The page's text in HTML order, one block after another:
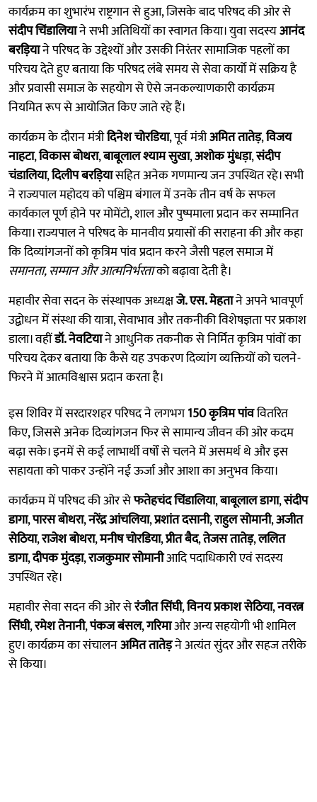
कार्यक्रम का शुभारंभ राष्ट्रगान से हुआ, जिसके बाद परिषद की ओर से
संदीप चिंडालियाने सभी अतिथियों का स्वागत किया। युवा सदस्यआनंद
बरड़ियाने परिषद के उद्देश्यों और उसकी निरंतर सामाजिक पहलों का
परिचय देते हुए बताया कि परिषद लंबे समय से सेवा कार्यों में सक्रिय है
और प्रवासी समाज के सहयोग से ऐसे जनकल्याणकारी कार्यक्रम
नियमित रूप से आयोजित किए जाते रहे हैं।
कार्यक्रम के दौरान मंत्रीदिनेश चोरडिया, पूर्व मंत्रीअमित तातेड़,विजय
नाहटा,विकास बोथरा,बाबूलाल श्याम सुखा,अशोक मुंधड़ा,संदीप
चंडालिया,दिलीप बरड़ियासहित अनेक गणमान्य जन उपस्थित रहे। सभी
ने राज्यपाल महोदय को पश्चिम बंगाल में उनके तीन वर्ष के सफल
कार्यकाल पूर्ण होने पर मोमेंटो, शाल और पुष्पमाला प्रदान कर सम्मानित
किया। राज्यपाल ने परिषद के मानवीय प्रयासों की सराहना की और कहा
कि दिव्यांगजनों को कृत्रिम पांव प्रदान करने जैसी पहल समाज में
समानता, सम्मान और आत्मनिर्भरताको बढ़ावा देती है।
महावीर सेवा सदन के संस्थापक अध्यक्षजे. एस. मेहताने अपने भावपूर्ण
उद्बोधन में संस्था की यात्रा, सेवाभाव और तकनीकी विशेषज्ञता पर प्रकाश
डाला। वहींडॉ. नेवटियाने आधुनिक तकनीक से निर्मित कृत्रिम पांवों का
परिचय देकर बताया कि कैसे यह उपकरण दिव्यांग व्यक्तियों को चलने-
फिरने में आत्मविश्वास प्रदान करता है।
इस शिविर में सरदारशहर परिषद ने लगभग150 कृत्रिम पांववितरित
किए, जिससे अनेक दिव्यांगजन फिर से सामान्य जीवन की ओर कदम
बढ़ा सके। इनमें से कई लाभार्थी वर्षों से चलने में असमर्थ थे और इस
सहायता को पाकर उन्होंने नई ऊर्जा और आशा का अनुभव किया।
कार्यक्रम में परिषद की ओर सेफतेहचंद चिंडालिया,बाबूलाल डागा,संदीप
डागा,पारस बोथरा,नरेंद्र आंचलिया,प्रशांत दसानी,राहुल सोमानी,अजीत
सेठिया,राजेश बोथरा,मनीष चोरडिया,प्रीत बैद,तेजस तातेड़,ललित
डागा,दीपक मुंदड़ा,राजकुमार सोमानीआदि पदाधिकारी एवं सदस्य
उपस्थित रहे।
महावीर सेवा सदन की ओर सेरंजीत सिंघी,विनय प्रकाश सेठिया,नवरत्न
सिंघी,रमेश तेनानी,पंकज बंसल,गरिमाऔर अन्य सहयोगी भी शामिल
हुए। कार्यक्रम का संचालनअमित तातेड़ने अत्यंत सुंदर और सहज तरीके
से किया।